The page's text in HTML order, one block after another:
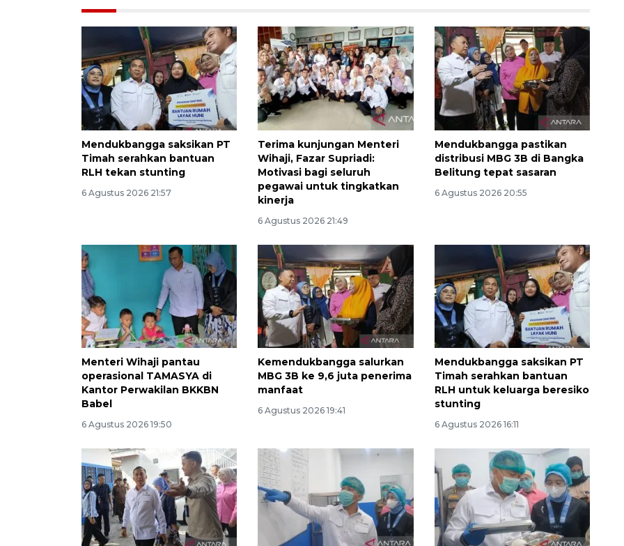
Mendukbangga saksikan PT
Timah serahkan bantuan
RLH tekan stunting
6 Agustus 2026 21:57
Terima kunjungan Menteri
Wihaji, Fazar Supriadi:
Motivasi bagi seluruh
pegawai untuk tingkatkan
kinerja
6 Agustus 2026 21:49
Mendukbangga pastikan
distribusi MBG 3B di Bangka
Belitung tepat sasaran
6 Agustus 2026 20:55
Menteri Wihaji pantau
operasional TAMASYA di
Kantor Perwakilan BKKBN
Babel
6 Agustus 2026 19:50
Kemendukbangga salurkan
MBG 3B ke 9,6 juta penerima
manfaat
6 Agustus 2026 19:41
Mendukbangga saksikan PT
Timah serahkan bantuan
RLH untuk keluarga beresiko
stunting
6 Agustus 2026 16:11
Ekonomi triwulan II-2026
tumbuh 5,29 persen
2026-08-06 18:45:00